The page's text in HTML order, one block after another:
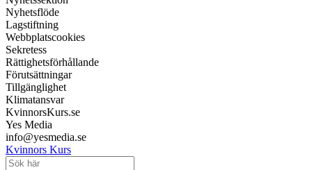
Nyhetsflöde
Lagstiftning
Webbplatscookies
Sekretess
Rättighetsförhållande
Förutsättningar
Tillgänglighet
Klimatansvar
KvinnorsKurs.se
Yes Media
info@yesmedia.se
Kvinnors Kurs